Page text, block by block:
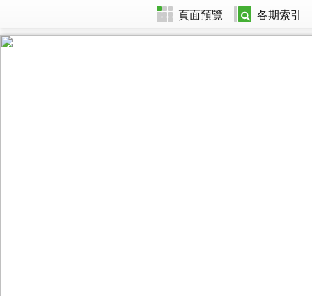
頁面預覽 各期索引